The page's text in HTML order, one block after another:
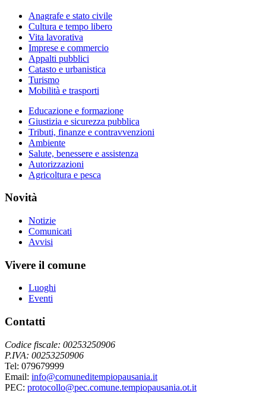
Anagrafe e stato civile
Cultura e tempo libero
Vita lavorativa
Imprese e commercio
Appalti pubblici
Catasto e urbanistica
Turismo
Mobilità e trasporti
Educazione e formazione
Giustizia e sicurezza pubblica
Tributi, finanze e contravvenzioni
Ambiente
Salute, benessere e assistenza
Autorizzazioni
Agricoltura e pesca
Novità
Notizie
Comunicati
Avvisi
Vivere il comune
Luoghi
Eventi
Contatti
Codice fiscale: 00253250906
P.IVA: 00253250906
Tel: 079679999
Email: info@comuneditempiopausania.it
PEC: protocollo@pec.comune.tempiopausania.ot.it